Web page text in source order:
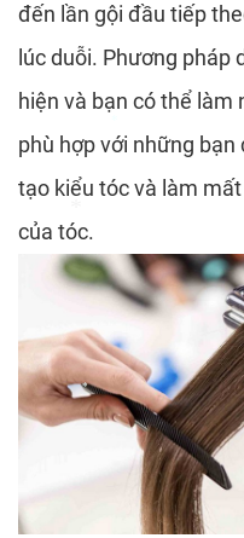
*
*
*
đến lần gội đầu tiếp
lúc duỗi. Phương
hiện và bạn có thể làm
phù hợp với những
tạo kiểu tóc và làm
của tóc.